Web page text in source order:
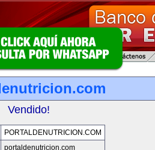
Vendido!
PORTALDENUTRICION.COM
portaldenutricion.com